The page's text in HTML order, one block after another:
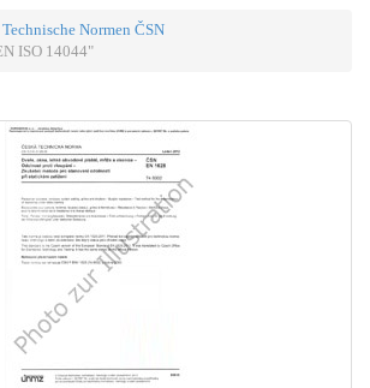
Technische Normen ČSN
ISO 14044"